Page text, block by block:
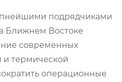
подрядчиками
Ближнем Востоке
современных
и термической
операционные